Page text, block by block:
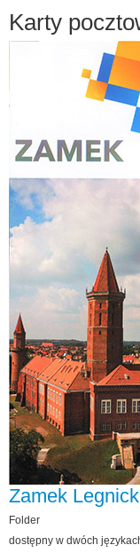
Karty
Zamek
Folder
dostępny w dwóch